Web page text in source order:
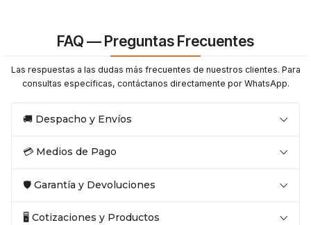
FAQ — Preguntas Frecuentes
Las respuestas a las dudas más frecuentes de nuestros clientes. Para
consultas específicas, contáctanos directamente por WhatsApp.
🚚 Despacho y Envíos
💳 Medios de Pago
🛡️ Garantía y Devoluciones
🖥️ Cotizaciones y Productos